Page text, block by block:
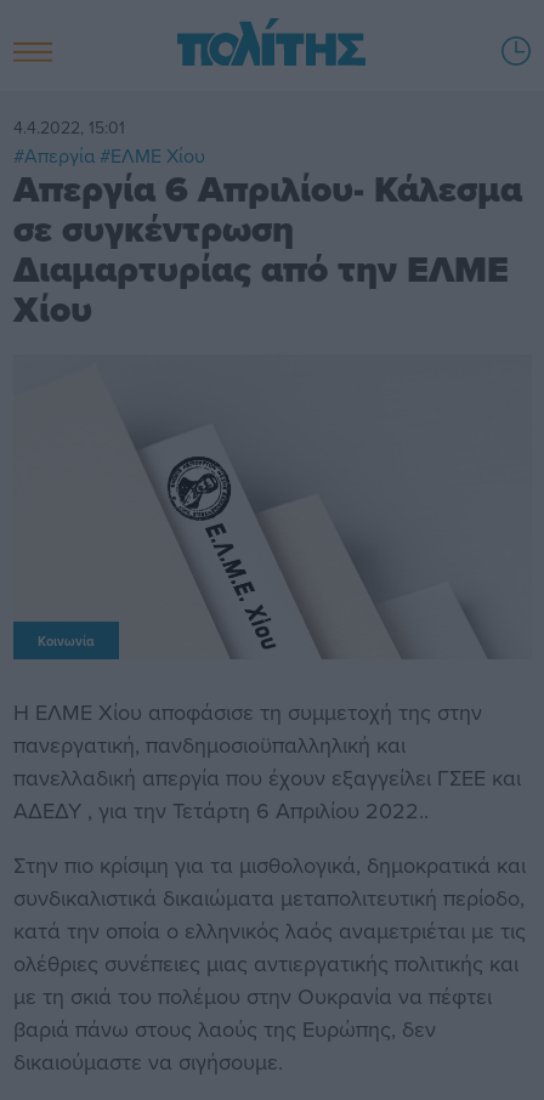
4.4.2022, 15:01
#Απεργία #ΕΛΜΕ Χίου
Απεργία 6 Απριλίου- Κάλεσμα
σε συγκέντρωση
Διαμαρτυρίας από την ΕΛΜΕ
Χίου
Κοινωνία
Η ΕΛΜΕ Χίου αποφάσισε τη συμμετοχή της στην
πανεργατική, πανδημοσιοϋπαλληλική και
πανελλαδική απεργία που έχουν εξαγγείλει ΓΣΕΕ και
ΑΔΕΔΥ , για την Τετάρτη 6 Απριλίου 2022..
Στην πιο κρίσιμη για τα μισθολογικά, δημοκρατικά και
συνδικαλιστικά δικαιώματα μεταπολιτευτική περίοδο,
κατά την οποία ο ελληνικός λαός αναμετριέται με τις
ολέθριες συνέπειες μιας αντιεργατικής πολιτικής και
με τη σκιά του πολέμου στην Ουκρανία να πέφτει
βαριά πάνω στους λαούς της Ευρώπης, δεν
δικαιούμαστε να σιγήσουμε.